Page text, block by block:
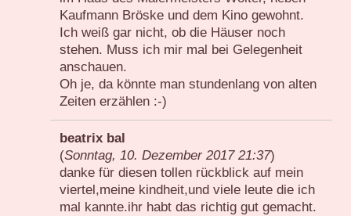
Kaufmann Bröske und dem Kino gewohnt.
Ich weiß gar nicht, ob die Häuser noch
stehen. Muss ich mir mal bei Gelegenheit
anschauen.
Oh je, da könnte man stundenlang von alten
Zeiten erzählen :-)
beatrix bal
(Sonntag, 10. Dezember 2017 21:37)
danke für diesen tollen rückblick auf mein
viertel,meine kindheit,und viele leute die ich
mal kannte.ihr habt das richtig gut gemacht.